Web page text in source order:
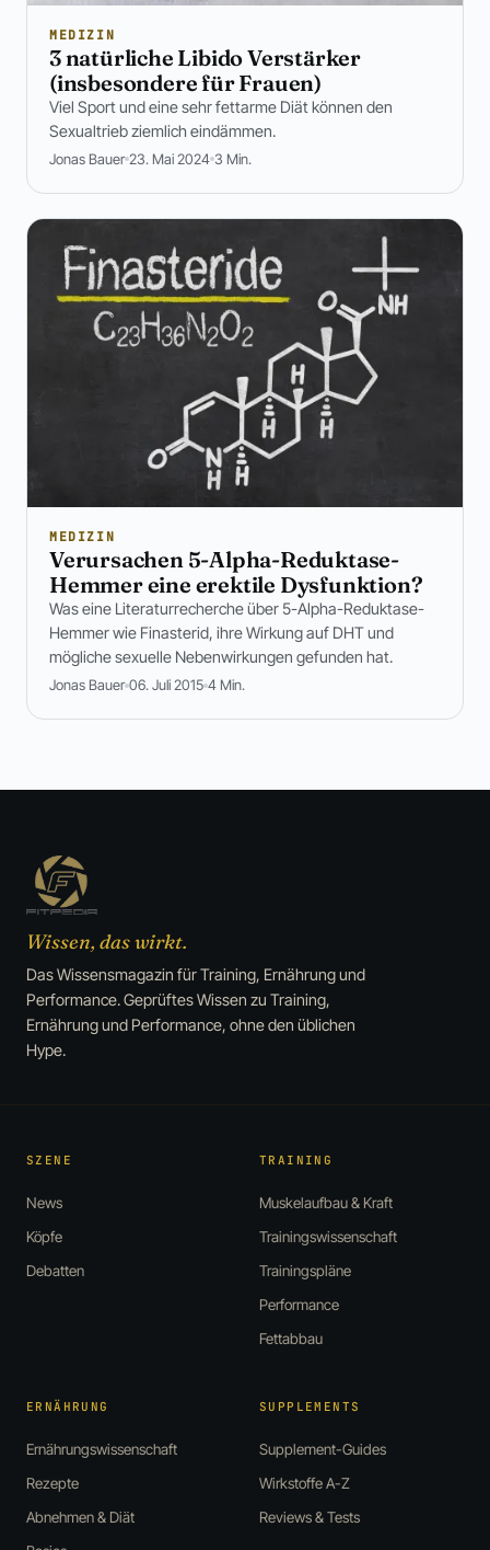
MEDIZIN
3 natürliche Libido Verstärker
(insbesondere für Frauen)
Viel Sport und eine sehr fettarme Diät können den
Sexualtrieb ziemlich eindämmen.
Jonas Bauer 23. Mai 2024 3 Min.
MEDIZIN
Verursachen 5-Alpha-Reduktase-
Hemmer eine erektile Dysfunktion?
Was eine Literaturrecherche über 5-Alpha-Reduktase-
Hemmer wie Finasterid, ihre Wirkung auf DHT und
mögliche sexuelle Nebenwirkungen gefunden hat.
Jonas Bauer 06. Juli 2015 4 Min.
Wissen, das wirkt.
Das Wissensmagazin für Training, Ernährung und
Performance. Geprüftes Wissen zu Training,
Ernährung und Performance, ohne den üblichen
Hype.
SZENE
News
Köpfe
Debatten
TRAINING
Muskelaufbau & Kraft
Trainingswissenschaft
Trainingspläne
Performance
Fettabbau
ERNÄHRUNG
Ernährungswissenschaft
Rezepte
Abnehmen & Diät
SUPPLEMENTS
Supplement-Guides
Wirkstoffe A-Z
Reviews & Tests